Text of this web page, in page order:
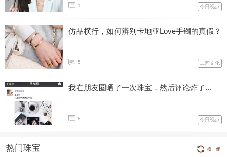
1 今日视点
仿品横行，如何辨别卡地亚Love手镯的真假？
5 工艺文化
我在朋友圈晒了一次珠宝，然后评论炸了...
8 今日视点
热门珠宝 换一组